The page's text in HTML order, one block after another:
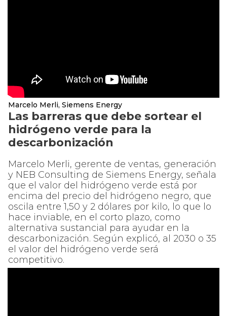
Marcelo Merli, Siemens Energy
Las barreras que debe sortear el
hidrógeno verde para la
descarbonización
Marcelo Merli, gerente de ventas, generación
y NEB Consulting de Siemens Energy, señala
que el valor del hidrógeno verde está por
encima del precio del hidrógeno negro, que
oscila entre 1,50 y 2 dólares por kilo, lo que lo
hace inviable, en el corto plazo, como
alternativa sustancial para ayudar en la
descarbonización. Según explicó, al 2030 o 35
el valor del hidrógeno verde será
competitivo.